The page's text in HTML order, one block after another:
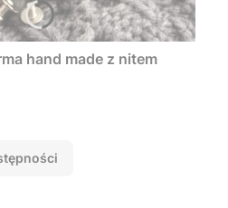
hand made z nitem